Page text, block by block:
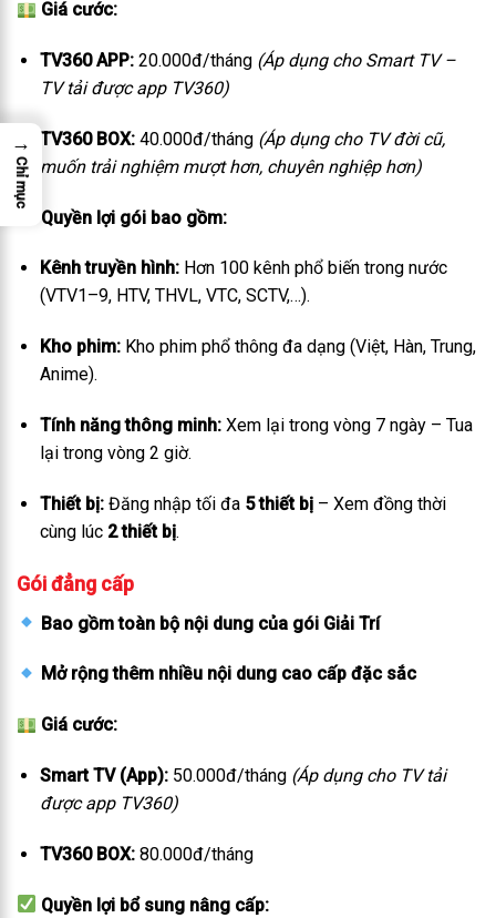
Giá cước:
TV360 APP:20.000đ/tháng (Áp dụng cho Smart TV –
TV tải được app TV360)
TV360 BOX:40.000đ/tháng (Áp dụng cho TV đời cũ,
muốn trải nghiệm mượt hơn, chuyên nghiệp hơn)
Quyền lợi gói bao gồm:
Kênh truyền hình:Hơn 100 kênh phổ biến trong nước
(VTV1–9, HTV, THVL, VTC, SCTV,…).
Kho phim:Kho phim phổ thông đa dạng (Việt, Hàn, Trung,
Anime).
Tính năng thông minh:Xem lại trong vòng 7 ngày – Tua
lại trong vòng 2 giờ.
Thiết bị:Đăng nhập tối đa 5 thiết bị– Xem đồng thời
cùng lúc 2 thiết bị.
Gói đẳng cấp
Bao gồm toàn bộ nội dung của gói Giải Trí
Mở rộng thêm nhiều nội dung cao cấp đặc sắc
Giá cước:
Smart TV (App):50.000đ/tháng (Áp dụng cho TV tải
được app TV360)
TV360 BOX:80.000đ/tháng
Quyền lợi bổ sung nâng cấp:
→
Chỉ mục